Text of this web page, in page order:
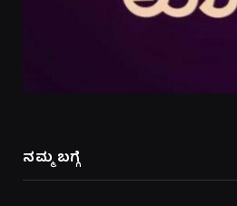
ನಮ್ಮ ಬಗ್ಗೆ